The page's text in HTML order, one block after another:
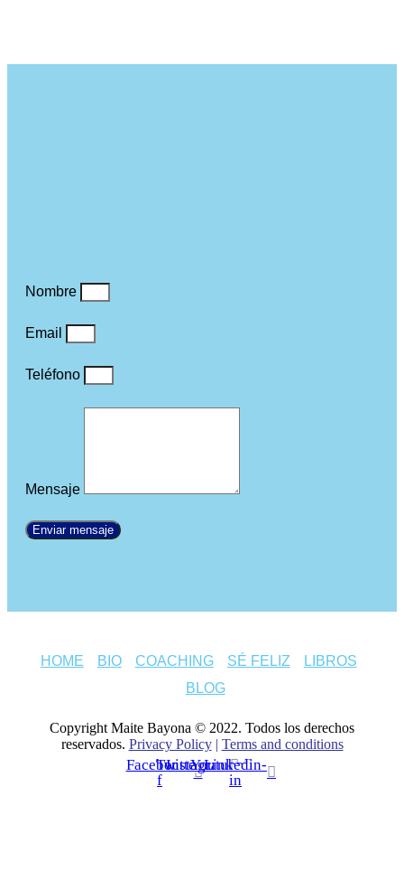
Nombre
Email
Teléfono
Mensaje
Enviar mensaje
HOME BIO COACHING SÉ FELIZ
LIBROS
BLOG
Copyright Maite Bayona © 2022. Todos los derechos
reservados. Privacy Policy| Terms and conditions
Facebook-
f
Twitter
Instagram
Youtube
Linkedin-
in